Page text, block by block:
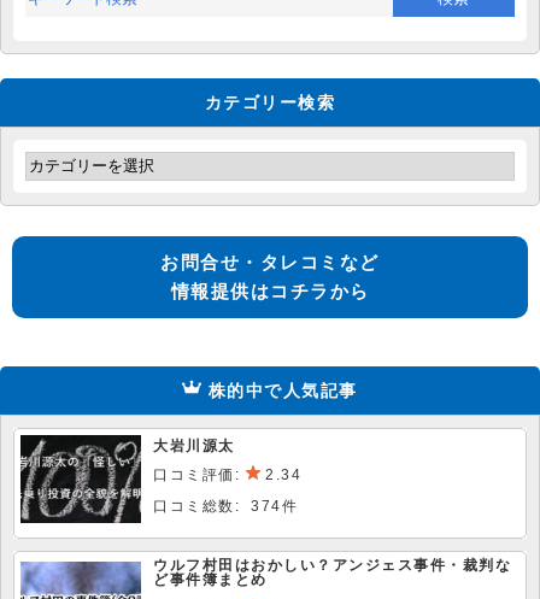
カテゴリー検索
お問合せ・タレコミなど
情報提供はコチラから
株的中で人気記事
大岩川源太
口コミ評価:
2.34
口コミ総数: 374件
ウルフ村田はおかしい？アンジェス事件・裁判な
ど事件簿まとめ